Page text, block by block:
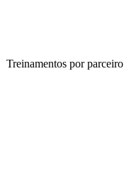
Treinamentos por parceiro